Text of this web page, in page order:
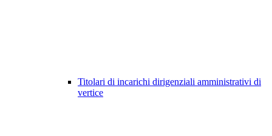
Titolari di incarichi dirigenziali amministrativi di
vertice